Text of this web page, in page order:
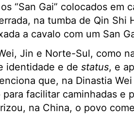
“San Gai” colocados em
na tumba de Qin Shi
a cavalo com um San
Jin e Norte-Sul, como
identidade e de status, e
que, na Dinastia
facilitar caminhadas e
na China, o povo